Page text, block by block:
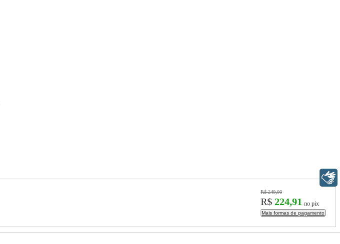
R$ 249,90
R$ 224,91 no pix
Mais formas de pagamento
Libras